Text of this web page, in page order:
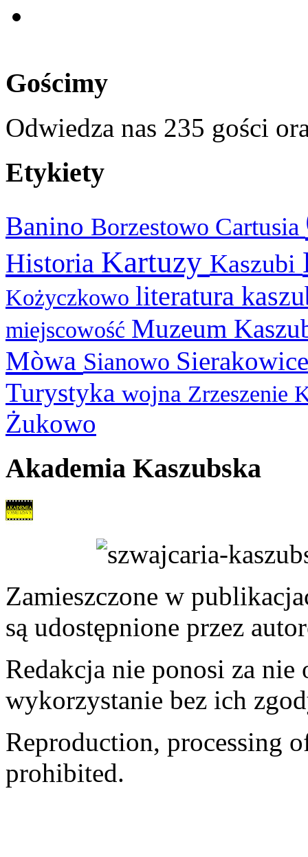
Gościmy
Odwiedza nas 235 gości
Etykiety
Banino Borzestowo Cartusia
Historia Kartuzy Kaszubi
Kożyczkowo literatura
miejscowość Muzeum
Mòwa Sianowo
Turystyka wojna Zrzeszenie
Żukowo
Akademia Kaszubska
Zamieszczone w
są udostępnione przez
Redakcja nie ponosi za
wykorzystanie bez ich
Reproduction, processing
prohibited.